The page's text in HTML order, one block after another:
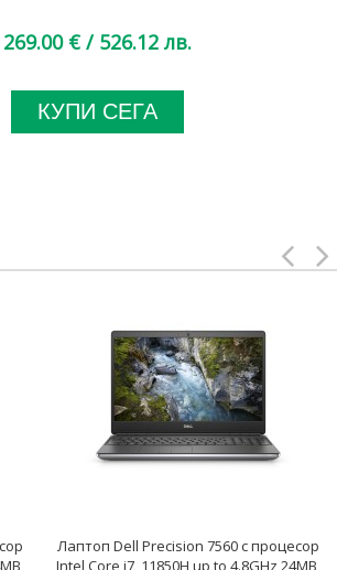
269.00 € / 526.12 лв.
КУПИ СЕГА
Лаптоп Dell Precision 7560 с процесор
Intel Core i7, 11850H up to 4.8GHz 24MB,